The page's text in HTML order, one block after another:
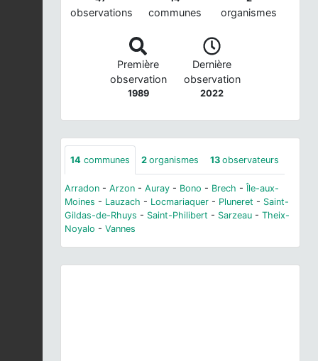
observations communes organismes
Première
observation
1989
Dernière
observation
2022
14 communes 2 organismes 13 observateurs
Arradon - Arzon - Auray - Bono - Brech - Île-aux-
Moines - Lauzach - Locmariaquer - Pluneret - Saint-
Gildas-de-Rhuys - Saint-Philibert - Sarzeau - Theix-
Noyalo - Vannes